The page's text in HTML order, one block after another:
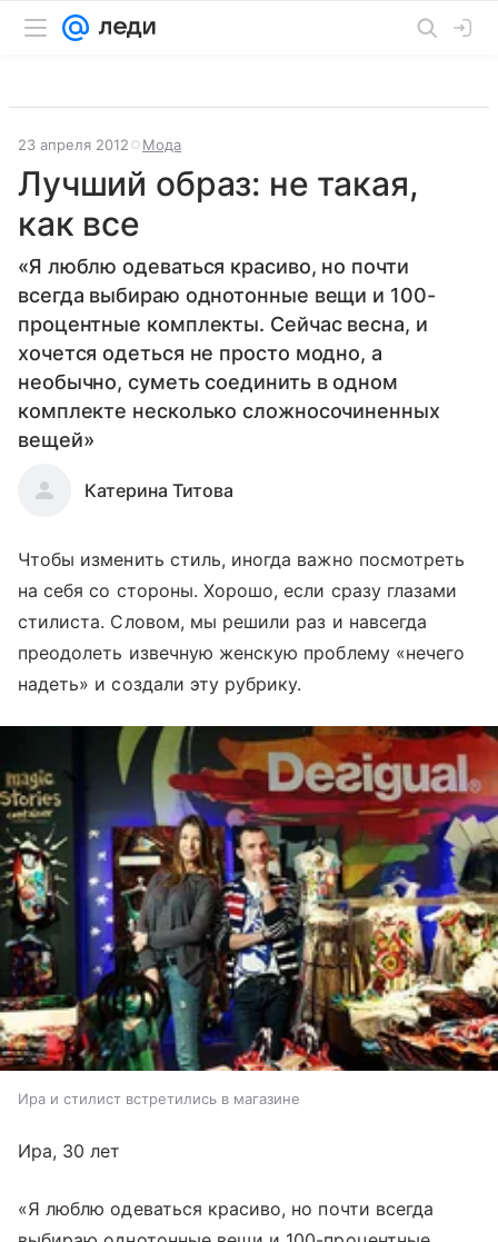
23 апреля 2012 Мода
Лучший образ: не такая,
как все
«Я люблю одеваться красиво, но почти
всегда выбираю однотонные вещи и 100-
процентные комплекты. Сейчас весна, и
хочется одеться не просто модно, а
необычно, суметь соединить в одном
комплекте несколько сложносочиненных
вещей»
Катерина Титова
Чтобы изменить стиль, иногда важно посмотреть
на себя со стороны. Хорошо, если сразу глазами
стилиста. Словом, мы решили раз и навсегда
преодолеть извечную женскую проблему «нечего
надеть» и создали эту рубрику.
Ира и стилист встретились в магазине
Ира, 30 лет
«Я люблю одеваться красиво, но почти всегда